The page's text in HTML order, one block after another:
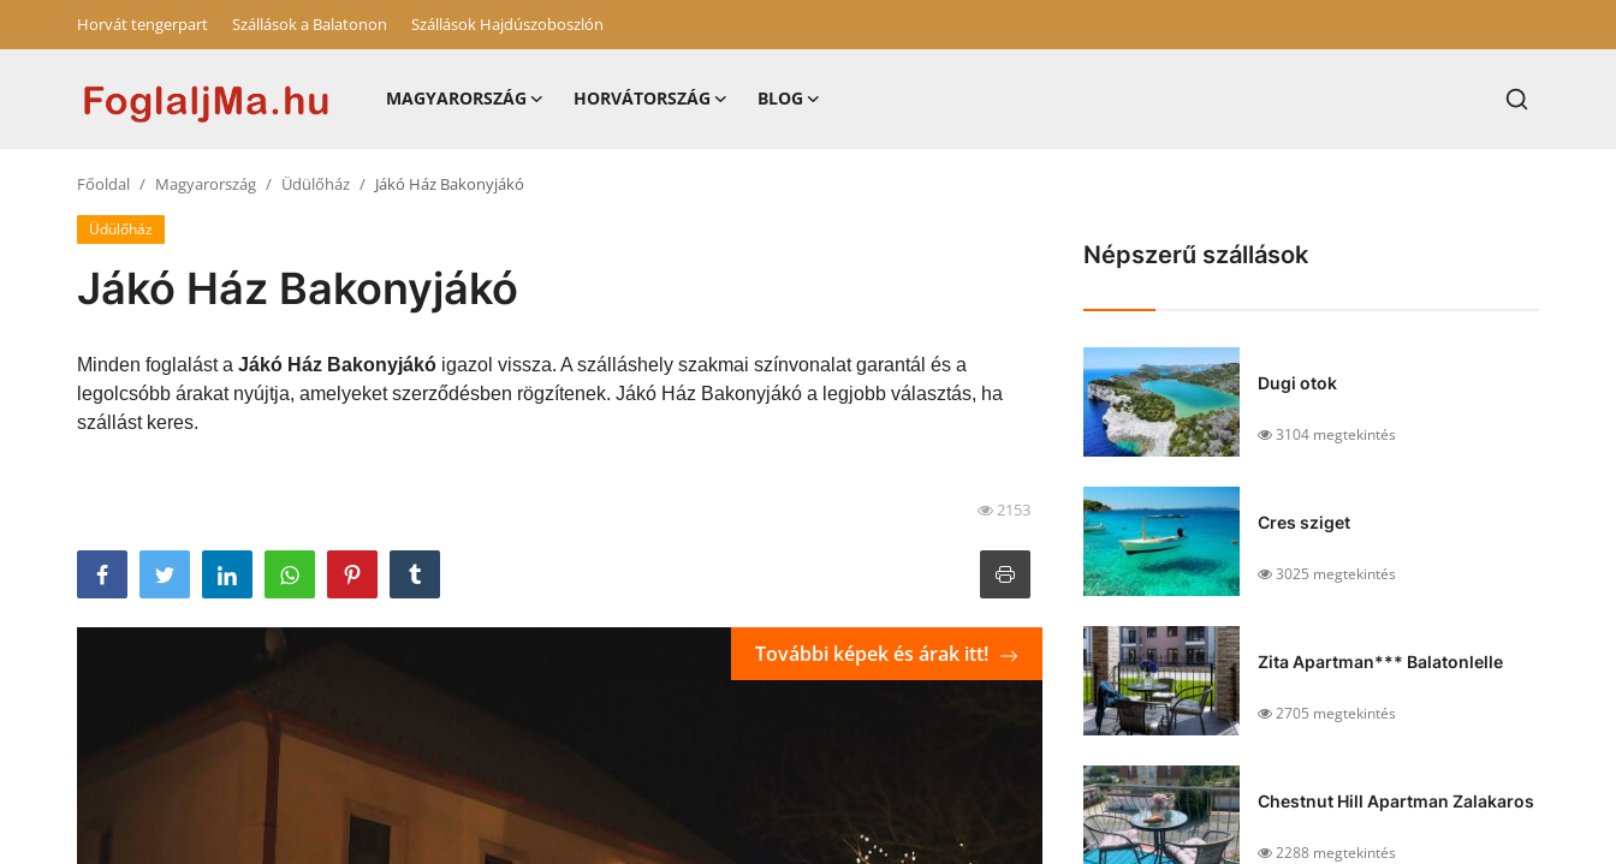
Horvát tengerpart Szállások a Balatonon Szállások Hajdúszoboszlón
MAGYARORSZÁG HORVÁTORSZÁG BLOG
Szállások a Balatonon
Szállások Hajdúszoboszlón
Főoldal Magyarország Üdülőház Jákó Ház Bakonyjákó
Üdülőház
Jákó Ház Bakonyjákó
Minden foglalást a Jákó Ház Bakonyjákó igazol vissza. A szálláshely szakmai színvonalat garantál és a
legolcsóbb árakat nyújtja, amelyeket szerződésben rögzítenek. Jákó Ház Bakonyjákó a legjobb választás, ha
szállást keres.
2153
További képek és árak itt!
Népszerű szállások
Dugi otok
3104 megtekintés
Cres sziget
3025 megtekintés
Zita Apartman*** Balatonlelle
2705 megtekintés
Chestnut Hill Apartman Zalakaros
2288 megtekintés